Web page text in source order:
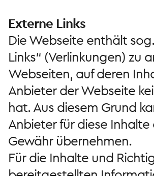
Externe Links
Die Webseite enthält
Links“ (Verlinkungen) zu
Webseiten, auf deren
Anbieter der Webseite
hat. Aus diesem Grund
Anbieter für diese Inhalte
Gewähr übernehmen.
Für die Inhalte und